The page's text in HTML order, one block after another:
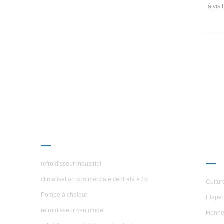
à vis
refroidisseur industriel
climatisation commerciale centrale a / c
Pompe à chaleur
refroidisseur centrifuge
Étape